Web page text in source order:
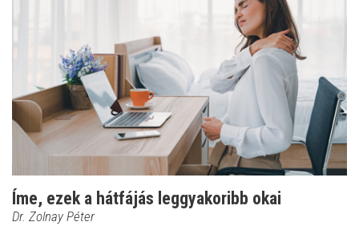
Íme, ezek a hátfájás leggyakoribb okai
Dr. Zolnay Péter